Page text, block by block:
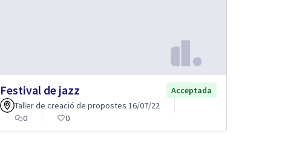
Festival de jazz
Acceptada
Taller de creació de propostes 16/07/22
0
0